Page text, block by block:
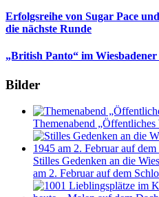
Erfolgsreihe von Sugar Pace
die nächste Runde
„British Panto“ im Wiesbadener
Bilder
Themenabend
Stilles Gedenken an die
am 2. Februar auf dem